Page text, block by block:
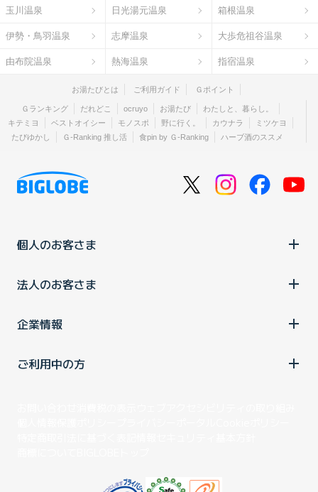
玉川温泉 日光湯元温泉 箱根温泉
伊勢・鳥羽温泉 志摩温泉 大歩危祖谷温泉
由布院温泉 熱海温泉 指宿温泉
お湯たびとは ご利用ガイド Ｇポイント
Ｇランキング だれどこ ocruyo お湯たび
わたしと、暮らし。
キテミヨ
ベストオイシー モノスポ 野に行く。 カウナラ
ミツケヨ
たびゆかし
Ｇ-Ranking 推し活 食pin by Ｇ-Ranking ハーブ酒のススメ
個人のお客さま
法人のお客さま
企業情報
ご利用中の方